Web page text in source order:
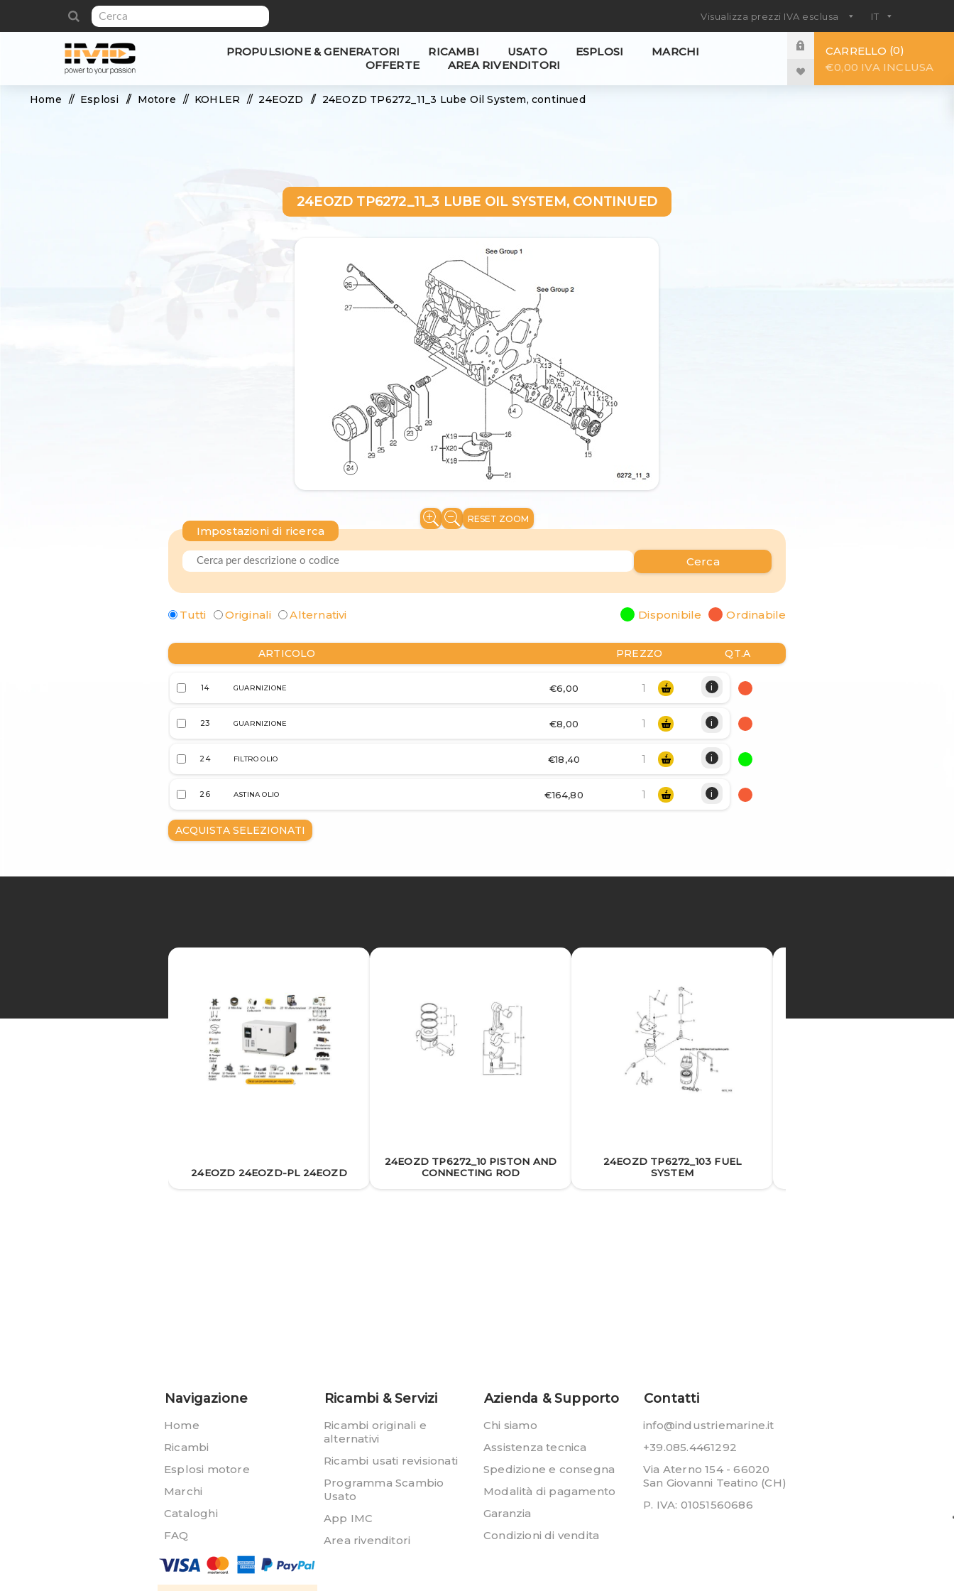
PROPULSIONE & GENERATORI RICAMBI USATO ESPLOSI
MARCHI
OFFERTE
AREA RIVENDITORI
CARRELLO 0
€0,00 IVA INCLUSA
Home / Esplosi / Motore / KOHLER / 24EOZD / 24EOZD TP6272_11_3 Lube Oil System, continued
24EOZD TP6272_11_3 LUBE OIL SYSTEM, CONTINUED
RESET ZOOM
Cerca
Impostazioni di ricerca
Tutti Originali Alternativi Disponibile Ordinabile
ARTICOLO PREZZO QT.A
14 GUARNIZIONE €6,00 i
23 GUARNIZIONE €8,00 i
24 FILTRO OLIO €18,40 i
26 ASTINA OLIO €164,80 i
ACQUISTA SELEZIONATI
24EOZD 24EOZD-PL 24EOZD
24EOZD TP6272_10 PISTON AND
CONNECTING ROD
24EOZD TP6272_103 FUEL
SYSTEM
Navigazione
Home
Ricambi
Esplosi motore
Marchi
Cataloghi
FAQ
Ricambi & Servizi
Ricambi originali e
alternativi
Ricambi usati revisionati
Programma Scambio
Usato
App IMC
Area rivenditori
Azienda & Supporto
Chi siamo
Assistenza tecnica
Spedizione e consegna
Modalità di pagamento
Garanzia
Condizioni di vendita
Contatti
info@industriemarine.it
+39.085.4461292
Via Aterno 154 - 66020
San Giovanni Teatino (CH)
P. IVA: 01051560686